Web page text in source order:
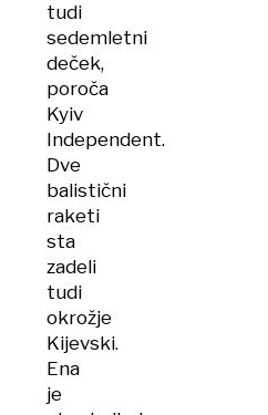
tudi
sedemletni
deček,
poroča
Kyiv
Independent.
Dve
balistični
raketi
sta
zadeli
tudi
okrožje
Kijevski.
Ena
je